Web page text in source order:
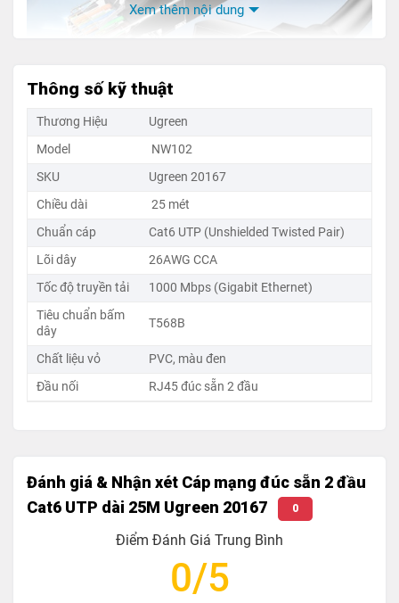
Cáp mạng Ugreen NW102 chuẩn Cat6 UTP tốc độ Gigabit
1000Mbps, thiết kế RJ45 đúc sẵn chống gãy gập.
Chuẩn Cat6 UTP – T568B
hỗ trợ tốc độ Gigabit
1000Mbps, đáp ứng các tác vụ nặng như chơi game
online, xem phim 4K, livestream hay chia sẻ file dung
lượng lớn. Đầu RJ45 mạ vàng chống oxy hóa, lõi dây
26AWG CCA cùng vỏ PVC dẻo dai giúp cáp bền bỉ và
Cáp mạng đúc sẵn Cat6 UTP Ugreen 20167 dài
25Mphù hợp cho kết nối ở khoảng cách xa, giúp
liên kết PC, router, modem hay switch trong văn
phòng lớn, phòng game hoặc nhà nhiều tầng. Dây
dài 25m mang lại sự linh hoạt khi lắp đặt, đảm bảo
tín hiệu ổn định mà vẫn gọn gàng.
Xem thêm nội dung
Thông số kỹ thuật
Thương Hiệu
Ugreen
Model
NW102
SKU
Ugreen 20167
Chiều dài
25 mét
Chuẩn cáp
Cat6 UTP (Unshielded Twisted Pair)
Lõi dây
26AWG CCA
Tốc độ truyền tải
1000 Mbps (Gigabit Ethernet)
Tiêu chuẩn bấm
dây
T568B
Chất liệu vỏ
PVC, màu đen
Đầu nối
RJ45 đúc sẵn 2 đầu
Đánh giá & Nhận xét Cáp mạng đúc sẵn 2 đầu
Cat6 UTP dài 25M Ugreen 20167
0
Điểm Đánh Giá Trung Bình
0/5